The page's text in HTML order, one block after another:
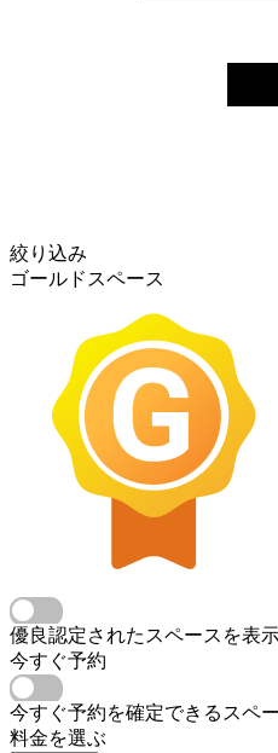
絞り込み
ゴールドスペース
優良認定されたスペースを表
今すぐ予約
今すぐ予約を確定できるスペ
料金を選ぶ